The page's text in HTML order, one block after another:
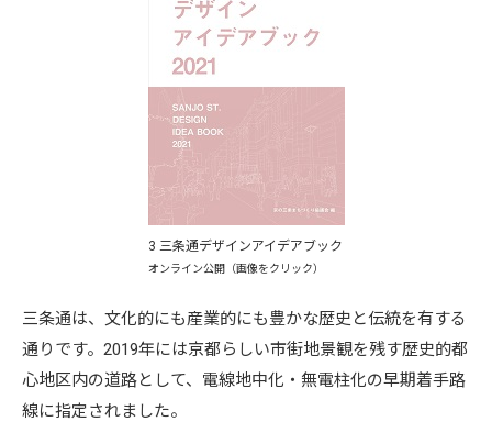
3 三条通デザインアイデアブック
オンライン公開（画像をクリック）
三条通は、文化的にも産業的にも豊かな歴史と伝統を有する
通りです。2019年には京都らしい市街地景観を残す歴史的都
心地区内の道路として、電線地中化・無電柱化の早期着手路
線に指定されました。